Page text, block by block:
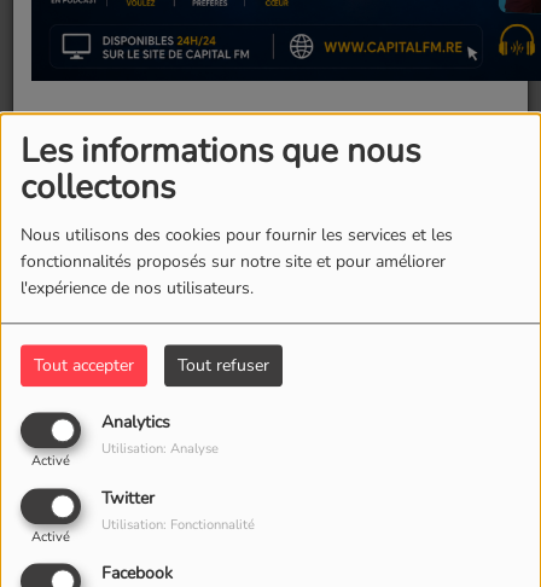
Les informations que nous
collectons
Nous utilisons des cookies pour fournir les services et les
fonctionnalités proposés sur notre site et pour améliorer
l'expérience de nos utilisateurs.
Tout accepter Tout refuser
Analytics
Activé
Utilisation: Analyse
Twitter
Activé
Utilisation: Fonctionnalité
Facebook
03 juin 2026 - 780 vues
Description
Nouveau à La Réunion, les
Préparez-vous à passer des
Vous aimez lesannées 80 et 90
Lire l'article sûr :www.monticket.re